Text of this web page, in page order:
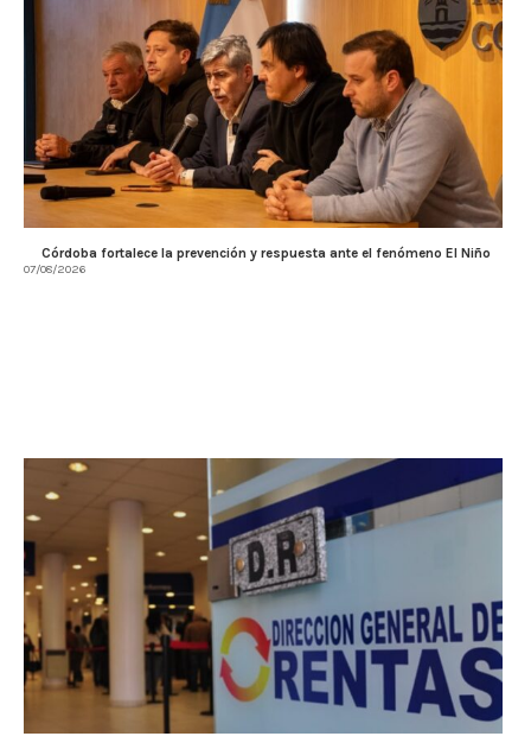
Córdoba fortalece la prevención y respuesta ante el fenómeno El Niño
07/08/2026